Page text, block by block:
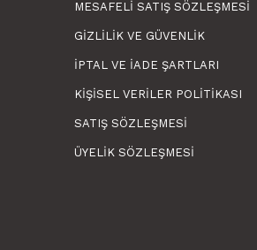
MESAFELI SATIŞ SÖZLEŞMESI
GIZLILIK VE GÜVENLIK
İPTAL VE İADE ŞARTLARI
KIŞISEL VERILER POLITIKASI
SATIŞ SÖZLEŞMESI
ÜYELIK SÖZLEŞMESI